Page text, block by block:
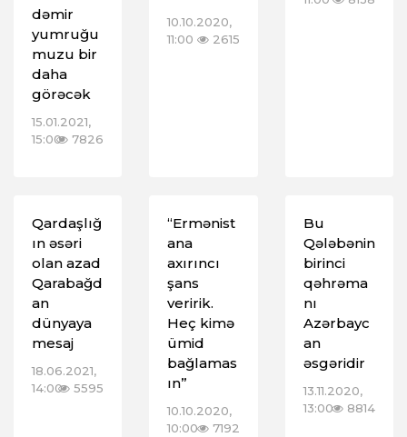
dəmir
yumruğu
muzu bir
daha
görəcək
15.01.2021,
15:00
7826
10.10.2020,
11:00
2615
Qardaşlığ
ın əsəri
olan azad
Qarabağd
an
dünyaya
mesaj
18.06.2021,
14:00
5595
“Ermənist
ana
axırıncı
şans
veririk.
Heç kimə
ümid
bağlamas
ın”
10.10.2020,
10:00
7192
Bu
Qələbənin
birinci
qəhrəma
nı
Azərbayc
an
əsgəridir
13.11.2020,
13:00
8814